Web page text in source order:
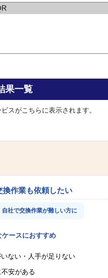
果一覧
スがこちらに表示されます。
換作業も依頼したい
自社で交換作業が難しい方に
ケースにおすすめ
いない・人手が足りない
安がある